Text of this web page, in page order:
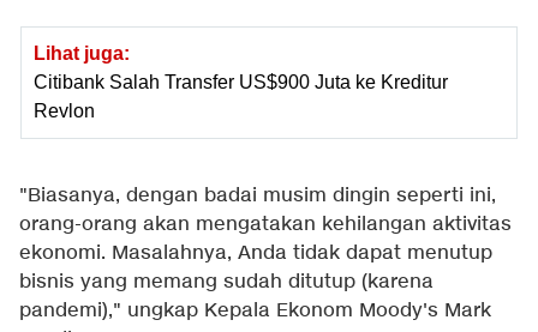
Lihat juga:
Citibank Salah Transfer US$900 Juta ke Kreditur
Revlon
"Biasanya, dengan badai musim dingin seperti ini,
orang-orang akan mengatakan kehilangan aktivitas
ekonomi. Masalahnya, Anda tidak dapat menutup
bisnis yang memang sudah ditutup (karena
pandemi)," ungkap Kepala Ekonom Moody's Mark